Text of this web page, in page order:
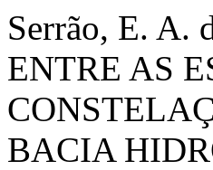
Serrão, E. A.
ENTRE AS
BACIA